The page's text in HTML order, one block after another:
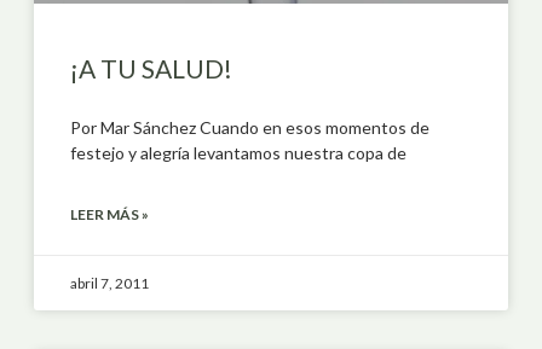
¡A TU SALUD!
Por Mar Sánchez Cuando en esos momentos de
festejo y alegría levantamos nuestra copa de
LEER MÁS »
abril 7, 2011